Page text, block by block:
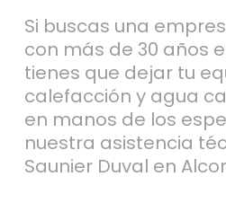
Si buscas una
con más de 30 años
tienes que dejar tu
calefacción y agua
en manos de los
nuestra asistencia
Saunier Duval en